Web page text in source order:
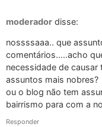
moderador disse:
nossssaaa.. que
comentários…..acho
necessidade de
assuntos mais nobres?
ou o blog não tem
bairrismo para com a
Responder